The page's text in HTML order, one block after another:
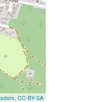
CC-BY-SA
chiffre d'affaires
gagnant de
!
plus